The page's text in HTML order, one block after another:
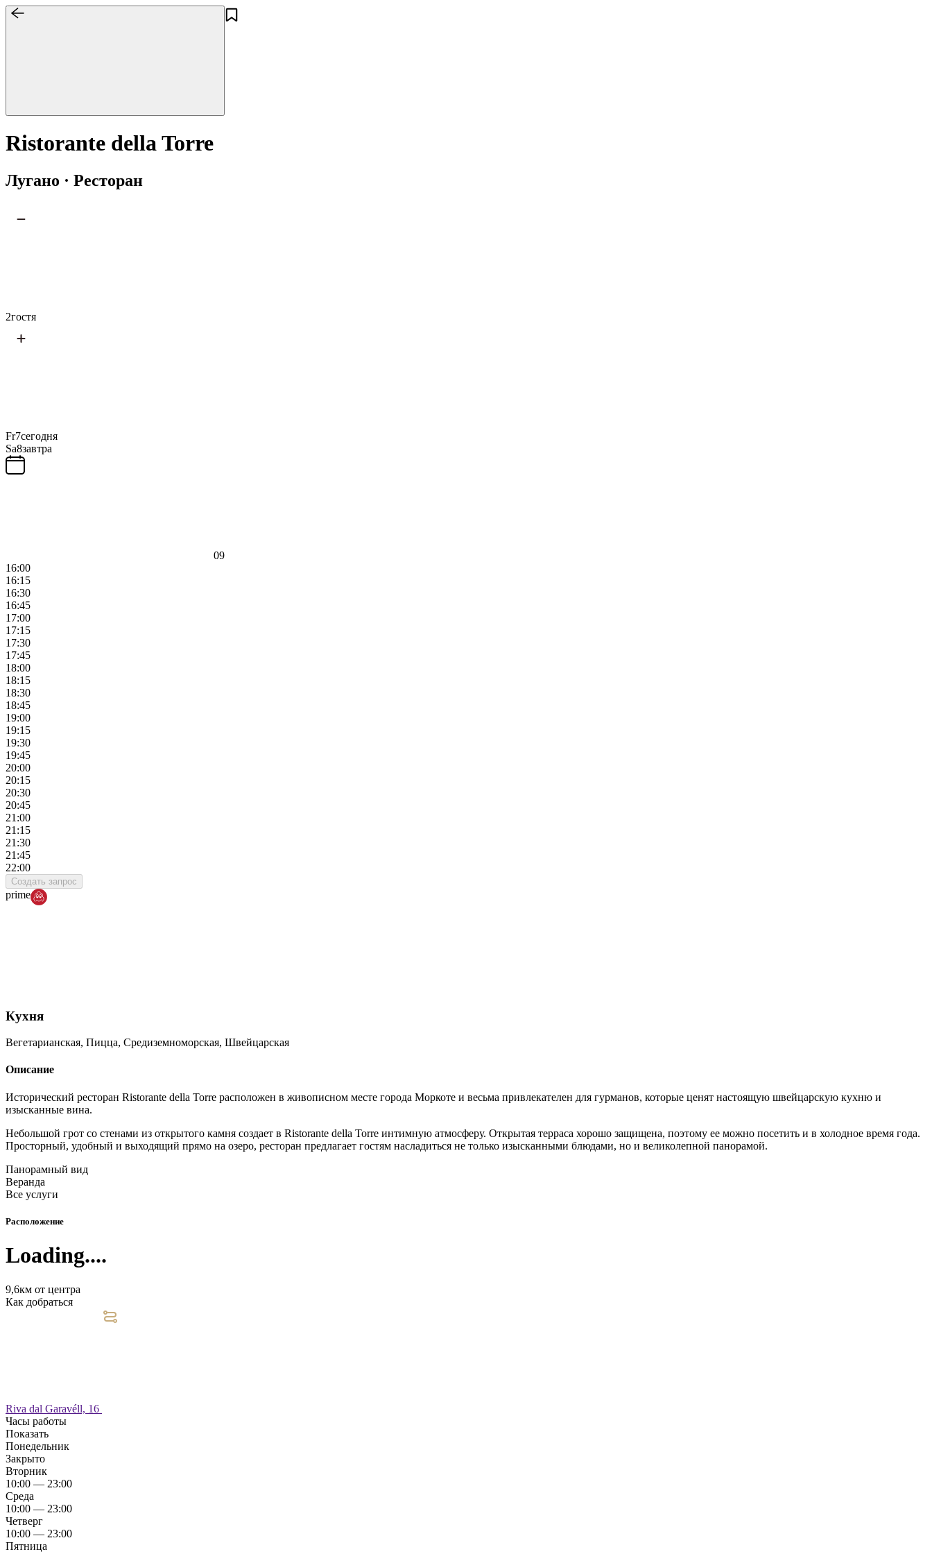
Ristorante della Torre
Лугано · Ресторан
2гостя
Fr7сегодня
Sa8завтра
09
16:00
16:15
16:30
16:45
17:00
17:15
17:30
17:45
18:00
18:15
18:30
18:45
19:00
19:15
19:30
19:45
20:00
20:15
20:30
20:45
21:00
21:15
21:30
21:45
22:00
Создать запрос
prime
Кухня
Вегетарианская, Пицца, Средиземноморская, Швейцарская
Описание
Исторический ресторан Ristorante della Torre расположен в живописном месте города Моркоте и весьма привлекателен для гурманов, которые ценят настоящую швейцарскую кухню и
изысканные вина.
Небольшой грот со стенами из открытого камня создает в Ristorante della Torre интимную атмосферу. Открытая терраса хорошо защищена, поэтому ее можно посетить и в холодное время года.
Просторный, удобный и выходящий прямо на озеро, ресторан предлагает гостям насладиться не только изысканными блюдами, но и великолепной панорамой.
Панорамный вид
Веранда
Все услуги
Расположение
Loading....
9,6км от центра
Как добраться
Riva dal Garavéll, 16
Часы работы
Показать
Понедельник
Закрыто
Вторник
10:00 — 23:00
Среда
10:00 — 23:00
Четверг
10:00 — 23:00
Пятница